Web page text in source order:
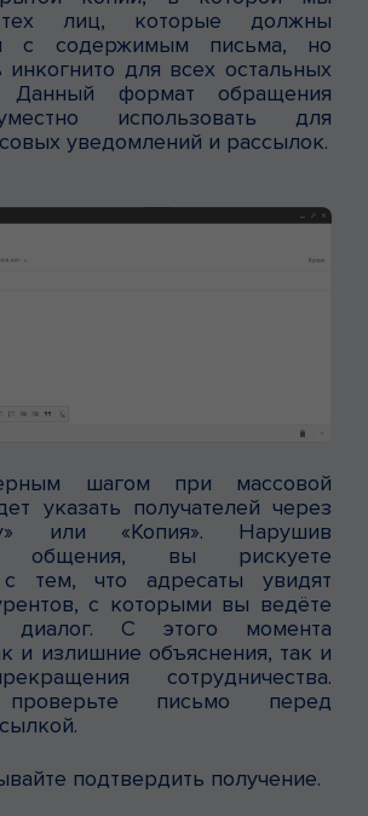
тех лиц, которые должны
с содержимым письма, но
для всех остальных
Данный формат обращения
использовать для
уведомлений и рассылок.
шагом при массовой
указать получателей через
или «Копия». Нарушив
общения, вы рискуете
с тем, что адресаты увидят
с которыми вы ведёте
диалог. С этого момента
и излишние объяснения, так и
сотрудничества.
проверьте письмо перед
подтвердить получение.